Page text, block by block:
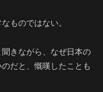
ものではない。
きながら、なぜ日本の
だと、慨嘆したことも